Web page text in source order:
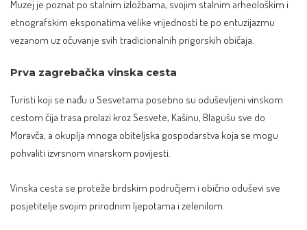
Muzej je poznat po stalnim izložbama, svojim stalnim arheološkim i
etnografskim eksponatima velike vrijednosti te po entuzijazmu
vezanom uz očuvanje svih tradicionalnih prigorskih običaja.
Prva zagrebačka vinska cesta
Turisti koji se nađu u Sesvetama posebno su oduševljeni vinskom
cestom čija trasa prolazi kroz Sesvete, Kašinu, Blagušu sve do
Moravča, a okuplja mnoga obiteljska gospodarstva koja se mogu
pohvaliti izvrsnom vinarskom povijesti.
Vinska cesta se proteže brdskim područjem i obično oduševi sve
posjetitelje svojim prirodnim ljepotama i zelenilom.